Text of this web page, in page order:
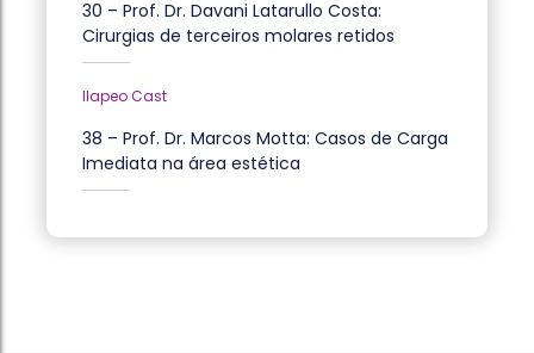
30 – Prof. Dr. Davani Latarullo Costa:
Cirurgias de terceiros molares retidos
Ilapeo Cast
38 – Prof. Dr. Marcos Motta: Casos de Carga
Imediata na área estética